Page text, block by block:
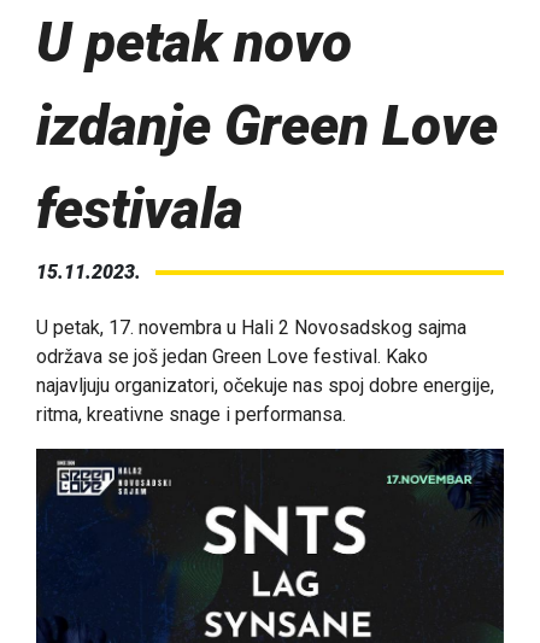
U petak novo
izdanje Green Love
festivala
15.11.2023.
U petak, 17. novembra u Hali 2 Novosadskog sajma
održava se još jedan Green Love festival. Kako
najavljuju organizatori, očekuje nas spoj dobre energije,
ritma, kreativne snage i performansa.